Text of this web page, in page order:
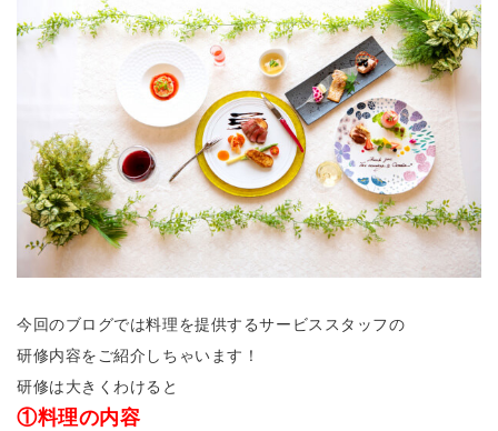
今回のブログでは料理を提供するサービススタッフの
研修内容をご紹介しちゃいます！
研修は大きくわけると
①料理の内容